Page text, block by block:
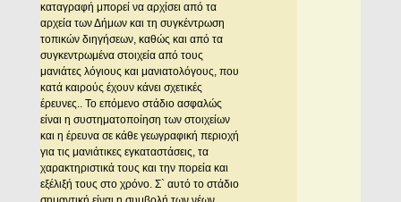
καταγραφή μπορεί να αρχίσει από τα
αρχεία των Δήμων και τη συγκέντρωση
τοπικών διηγήσεων, καθώς και από τα
συγκεντρωμένα στοιχεία από τους
μανιάτες λόγιους και μανιατολόγους, που
κατά καιρούς έχουν κάνει σχετικές
έρευνες.. Το επόμενο στάδιο ασφαλώς
είναι η συστηματοποίηση των στοιχείων
και η έρευνα σε κάθε γεωγραφική περιοχή
για τις μανιάτικες εγκαταστάσεις, τα
χαρακτηριστικά τους και την πορεία και
εξέλιξή τους στο χρόνο. Σ` αυτό το στάδιο